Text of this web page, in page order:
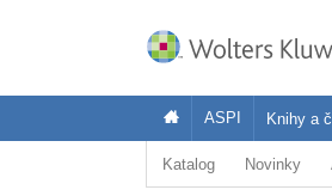
ASPI Knihy a
Knihy
Katalog Novinky